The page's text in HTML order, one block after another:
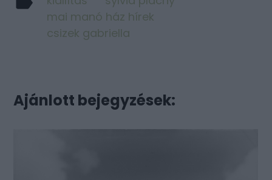
mai manó ház hírek
csizek gabriella
Ajánlott bejegyzések: